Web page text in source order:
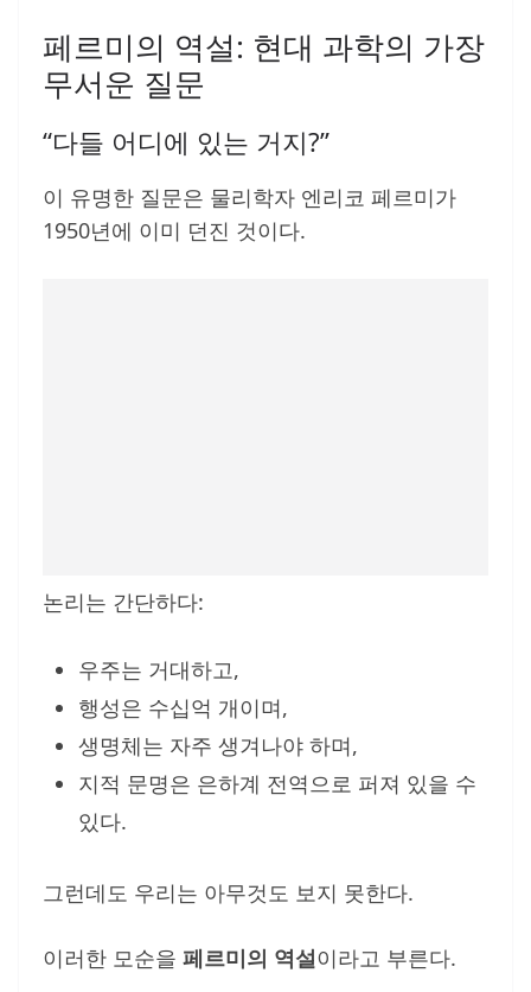
페르미의 역설: 현대 과학의 가장
무서운 질문
“다들 어디에 있는 거지?”
이 유명한 질문은 물리학자 엔리코 페르미가
1950년에 이미 던진 것이다.
논리는 간단하다:
우주는 거대하고,
행성은 수십억 개이며,
생명체는 자주 생겨나야 하며,
지적 문명은 은하계 전역으로 퍼져 있을 수
있다.
그런데도 우리는 아무것도 보지 못한다.
이러한 모순을 페르미의 역설이라고 부른다.